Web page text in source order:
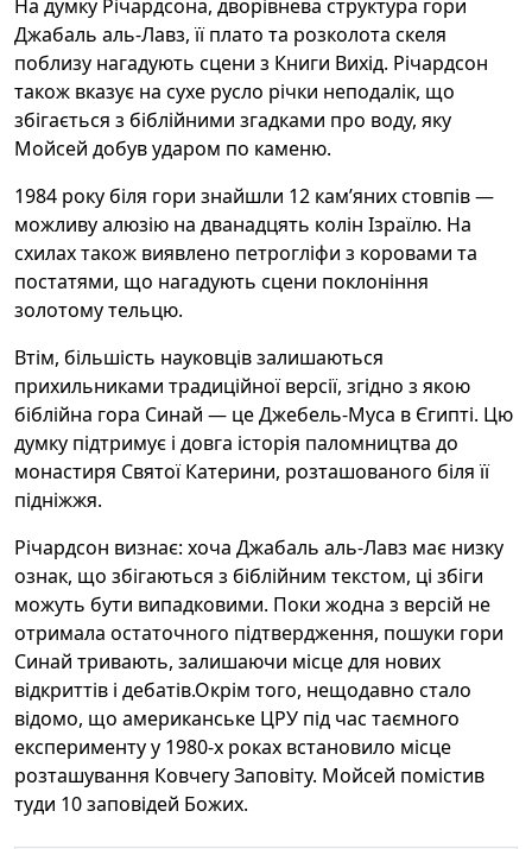
На думку Річардсона, дворівнева структура гори
Джабаль аль-Лавз, її плато та розколота скеля
поблизу нагадують сцени з Книги Вихід. Річардсон
також вказує на сухе русло річки неподалік, що
збігається з біблійними згадками про воду, яку
Мойсей добув ударом по каменю.
1984 року біля гори знайшли 12 кам’яних стовпів —
можливу алюзію на дванадцять колін Ізраїлю. На
схилах також виявлено петрогліфи з коровами та
постатями, що нагадують сцени поклоніння
золотому тельцю.
Втім, більшість науковців залишаються
прихильниками традиційної версії, згідно з якою
біблійна гора Синай — це Джебель-Муса в Єгипті. Цю
думку підтримує і довга історія паломництва до
монастиря Святої Катерини, розташованого біля її
підніжжя.
Річардсон визнає: хоча Джабаль аль-Лавз має низку
ознак, що збігаються з біблійним текстом, ці збіги
можуть бути випадковими. Поки жодна з версій не
отримала остаточного підтвердження, пошуки гори
Синай тривають, залишаючи місце для нових
відкриттів і дебатів.Окрім того, нещодавно стало
відомо, що американське ЦРУ під час таємного
експерименту у 1980-х роках встановило місце
розташування Ковчегу Заповіту. Мойсей помістив
туди 10 заповідей Божих.